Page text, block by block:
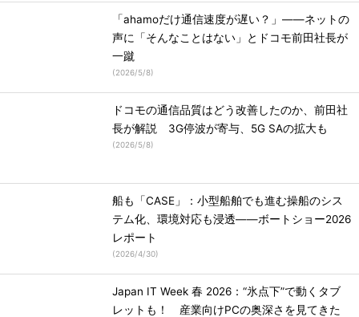
「ahamoだけ通信速度が遅い？」――ネットの
声に「そんなことはない」とドコモ前田社長が
一蹴
(2026/5/8)
ドコモの通信品質はどう改善したのか、前田社
長が解説 3G停波が寄与、5G SAの拡大も
(2026/5/8)
船も「CASE」：小型船舶でも進む操船のシス
テム化、環境対応も浸透――ボートショー2026
レポート
(2026/4/30)
Japan IT Week 春 2026：“氷点下”で動くタブ
レットも！ 産業向けPCの奥深さを見てきた